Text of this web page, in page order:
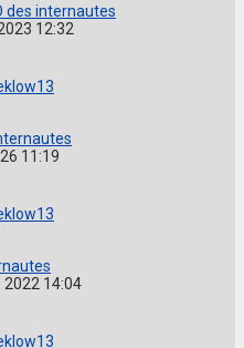
des internautes
12:32
11:19
2022 14:04